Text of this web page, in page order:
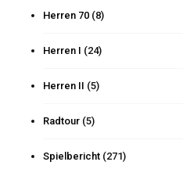
Herren 70 (8)
Herren I (24)
Herren II (5)
Radtour (5)
Spielbericht (271)